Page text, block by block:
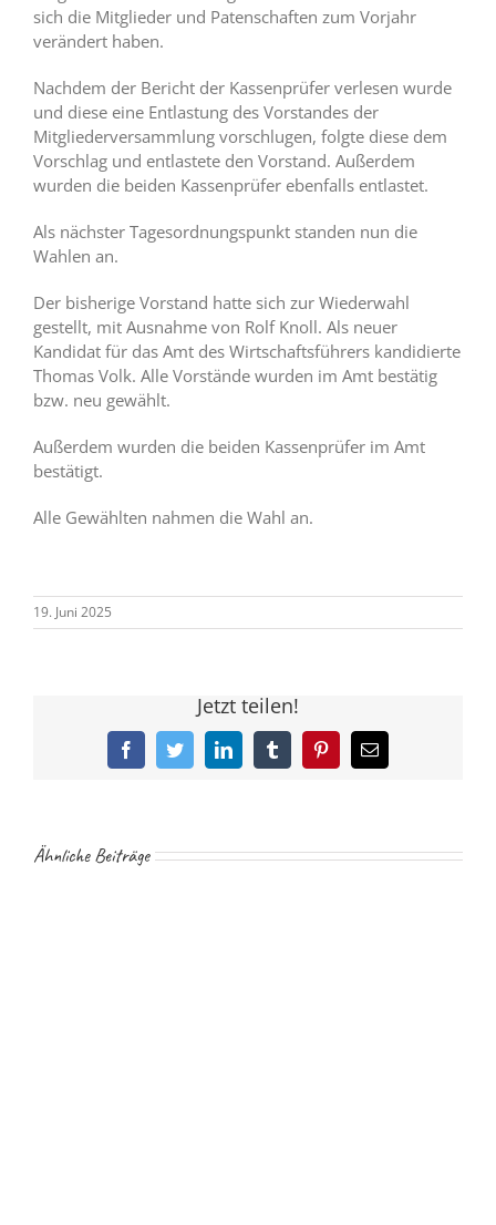
sich die Mitglieder und Patenschaften zum Vorjahr
verändert haben.
Nachdem der Bericht der Kassenprüfer verlesen wurde
und diese eine Entlastung des Vorstandes der
Mitgliederversammlung vorschlugen, folgte diese dem
Vorschlag und entlastete den Vorstand. Außerdem
wurden die beiden Kassenprüfer ebenfalls entlastet.
Als nächster Tagesordnungspunkt standen nun die
Wahlen an.
Der bisherige Vorstand hatte sich zur Wiederwahl
gestellt, mit Ausnahme von Rolf Knoll. Als neuer
Kandidat für das Amt des Wirtschaftsführers kandidierte
Thomas Volk. Alle Vorstände wurden im Amt bestätig
bzw. neu gewählt.
Außerdem wurden die beiden Kassenprüfer im Amt
bestätigt.
Alle Gewählten nahmen die Wahl an.
19. Juni 2025
Jetzt teilen!
FacebookTwitterLinkedInTumblrPinterest
E-
Ähnliche Beiträge